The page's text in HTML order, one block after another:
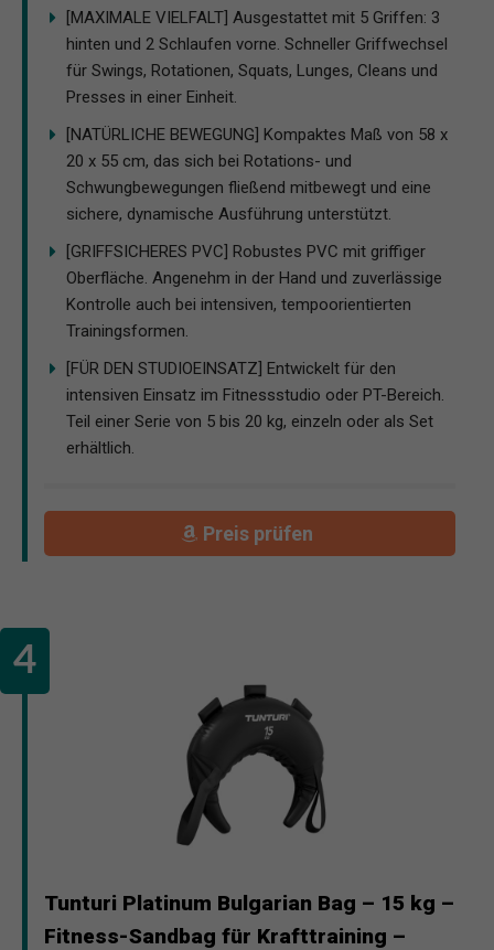
[MAXIMALE VIELFALT] Ausgestattet mit 5 Griffen: 3
hinten und 2 Schlaufen vorne. Schneller Griffwechsel
für Swings, Rotationen, Squats, Lunges, Cleans und
Presses in einer Einheit.
[NATÜRLICHE BEWEGUNG] Kompaktes Maß von 58 x
20 x 55 cm, das sich bei Rotations- und
Schwungbewegungen fließend mitbewegt und eine
sichere, dynamische Ausführung unterstützt.
[GRIFFSICHERES PVC] Robustes PVC mit griffiger
Oberfläche. Angenehm in der Hand und zuverlässige
Kontrolle auch bei intensiven, tempoorientierten
Trainingsformen.
[FÜR DEN STUDIOEINSATZ] Entwickelt für den
intensiven Einsatz im Fitnessstudio oder PT-Bereich.
Teil einer Serie von 5 bis 20 kg, einzeln oder als Set
erhältlich.
Preis prüfen
Tunturi Platinum Bulgarian Bag – 15 kg –
Fitness-Sandbag für Krafttraining –